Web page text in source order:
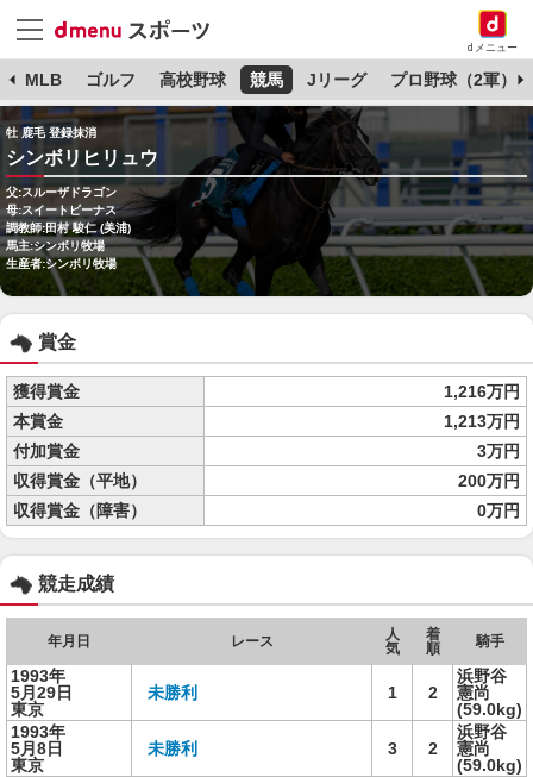
dメニュー
MLB ゴルフ 高校野球 競馬 Jリーグ プロ野球（2軍）
牡 鹿毛 登録抹消
シンボリヒリュウ
父:スルーザドラゴン
母:スイートビーナス
調教師:田村 駿仁 (美浦)
馬主:シンボリ牧場
生産者:シンボリ牧場
賞金
獲得賞金
1,216万円
本賞金
1,213万円
付加賞金
3万円
収得賞金（平地）
200万円
収得賞金（障害）
0万円
競走成績
年月日 レース
人
気
着
順
騎手
1993年
5月29日
東京
未勝利 1 2
浜野谷
憲尚
(59.0kg)
1993年
5月8日
東京
未勝利 3 2
浜野谷
憲尚
(59.0kg)